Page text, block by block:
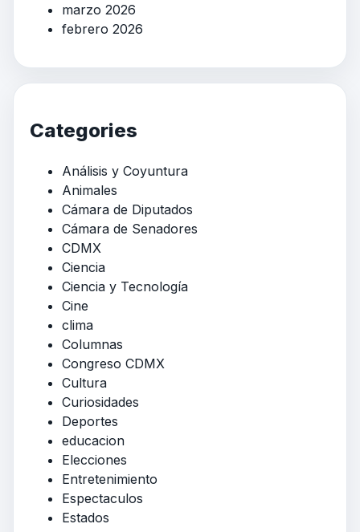
marzo 2026
febrero 2026
Categories
Análisis y Coyuntura
Animales
Cámara de Diputados
Cámara de Senadores
CDMX
Ciencia
Ciencia y Tecnología
Cine
clima
Columnas
Congreso CDMX
Cultura
Curiosidades
Deportes
educacion
Elecciones
Entretenimiento
Espectaculos
Estados